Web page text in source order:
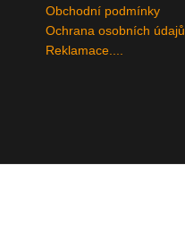
Obchodní podmínky
Ochrana osobních údajů
Reklamace....